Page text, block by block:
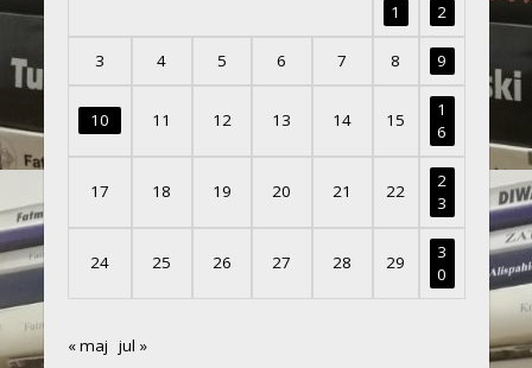
1 2
3 4 5 6 7 8 9
10 11 12 13 14 15
1
6
17 18 19 20 21 22
2
3
24 25 26 27 28 29
3
0
« maj jul »